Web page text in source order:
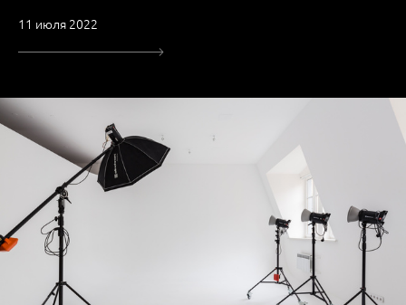
11 июля 2022